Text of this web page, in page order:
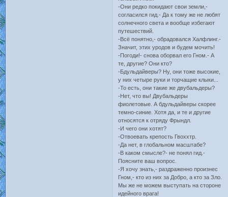
-Они редко покидают свои земли,-
согласился гид.- Да к тому же не любят
солнечного света и вообще избегают
путешествий.
-Всё понятно,- обрадовался Халфлинг.-
Значит, этих уродов и будем мочить!
-Погоди!- снова оборвал его Гном.- А
те, другие? Они кто?
-Бдульдайверы? Ну, они тоже высокие,
у них четыре руки и торчащие клыки...
-То есть, они такие же двубальдеры?
-Нет, что вы! Двубальдеры
фиолетовые. А бдульдайверы скорее
темно-синие. Хотя да, и те и другие
относятся к отряду Фрындл.
-И чего они хотят?
-Отвоевать крепость Гвоххтр.
-Да нет, в глобальном масштабе?
-В каком смысле?- не понял гид.-
Поясните ваш вопрос.
-Я хочу знать,- раздраженно произнес
Гном,- кто из них за Добро, а кто за Зло.
Мы же не можем выступать на стороне
идейного врага!